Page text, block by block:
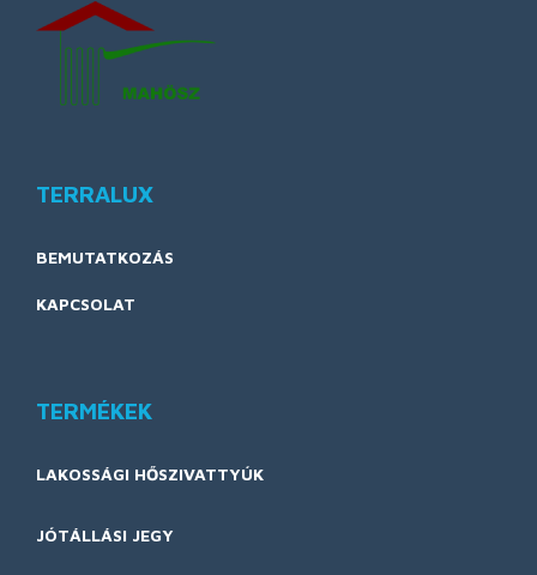
TERRALUX
BEMUTATKOZÁS
KAPCSOLAT
TERMÉKEK
LAKOSSÁGI HŐSZIVATTYÚK
JÓTÁLLÁSI JEGY